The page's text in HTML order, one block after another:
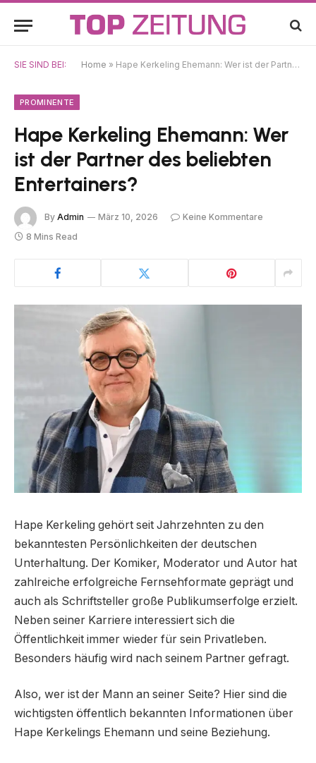
SIE SIND BEI: Home » Hape Kerkeling Ehemann: Wer ist der Partner des beliebten Entertainers?
PROMINENTE
Hape Kerkeling Ehemann: Wer
ist der Partner des beliebten
Entertainers?
By Admin März 10, 2026
Keine Kommentare
8 Mins Read
Hape Kerkeling gehört seit Jahrzehnten zu den
bekanntesten Persönlichkeiten der deutschen
Unterhaltung. Der Komiker, Moderator und Autor hat
zahlreiche erfolgreiche Fernsehformate geprägt und
auch als Schriftsteller große Publikumserfolge erzielt.
Neben seiner Karriere interessiert sich die
Öffentlichkeit immer wieder für sein Privatleben.
Besonders häufig wird nach seinem Partner gefragt.
Also, wer ist der Mann an seiner Seite? Hier sind die
wichtigsten öffentlich bekannten Informationen über
Hape Kerkelings Ehemann und seine Beziehung.